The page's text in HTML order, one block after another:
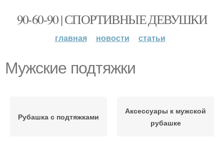
90-60-90 | СПОРТИВНЫЕ ДЕВУШКИ
главная новости статьи
Мужские подтяжки
Рубашка с подтяжками
Аксессуары к мужской
рубашке